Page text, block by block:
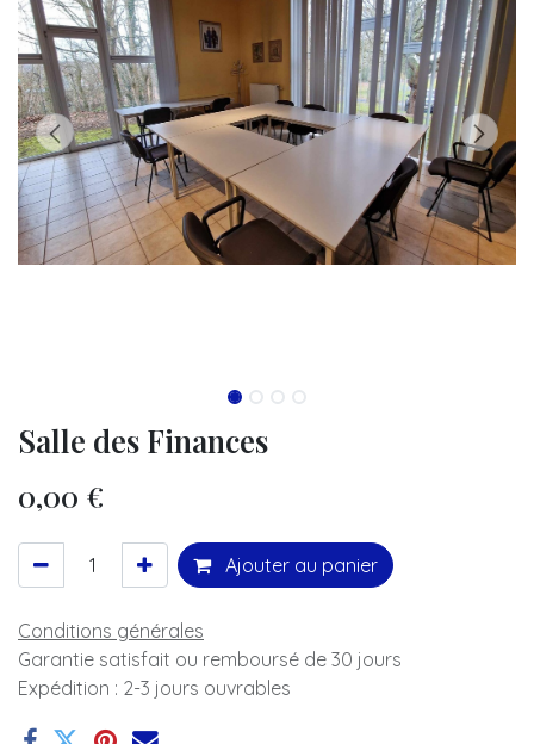
Salle des Finances
0,00 €
Ajouter au panier
Conditions générales
Garantie satisfait ou remboursé de 30 jours
Expédition : 2-3 jours ouvrables